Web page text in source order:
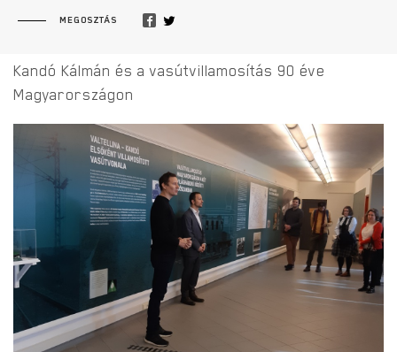
MEGOSZTÁS
Kandó Kálmán és a vasútvillamosítás 90 éve
Magyarországon
KANDÓ KÁLMÁN KIÁLLÍTÁS